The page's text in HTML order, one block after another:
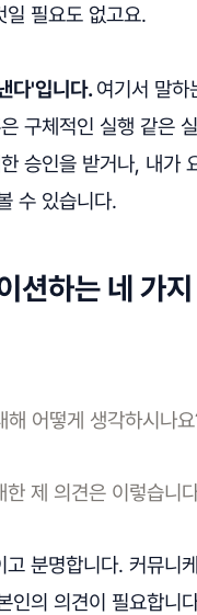
일 필요도 없고요.
다'입니다.여기서 말하
구체적인 실행 같은
승인을 받거나, 내가
수 있습니다.
션하는 네 가
어떻게 생각하시나
제 의견은 이렇습니
분명합니다. 커뮤니
인의 의견이 필요합니